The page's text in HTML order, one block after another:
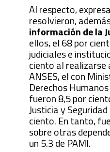
Al respecto,
resolvieron,
información de la
ellos, el 68 por
judiciales e
ciento al
ANSES, el con
Derechos
fueron 8,5 por
Justicia y
ciento. En tanto,
sobre otras
un 5.3 de PAMI.